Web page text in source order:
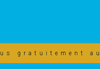
gratuitement